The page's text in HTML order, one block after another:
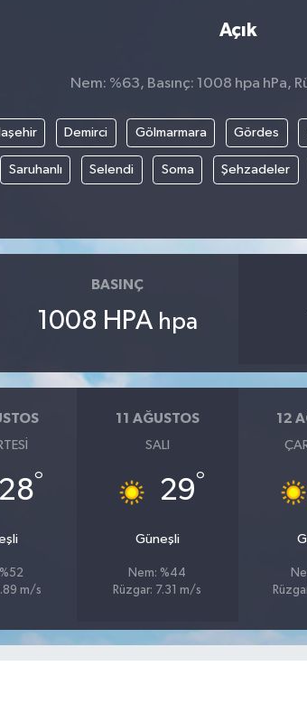
Açık
Nem: %63, Basınç: 1008 hpa hPa,
Demirci Gölmarmara Gördes
Saruhanlı Selendi Soma Şehzadeler
BASINÇ
1008 HPA hpa
28°
m/s
11 AĞUSTOS
SALI
29°
Güneşli
Nem: %44
Rüzgar: 7.31 m/s
12